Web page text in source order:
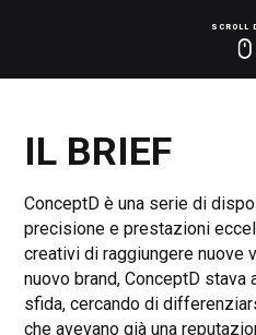
SCROLL
IL BRIEF
ConceptD è una serie di
precisione e prestazioni
creativi di raggiungere nuove
nuovo brand, ConceptD stava
sfida, cercando di
che avevano già una